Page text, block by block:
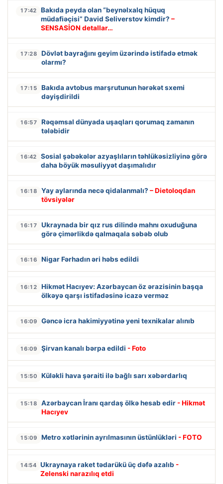
17:42
Bakıda peyda olan “beynəlxalq hüquq
müdafiəçisi” David Seliverstov kimdir? –
SENSASİON detallar…
17:28
Dövlət bayrağını geyim üzərində istifadə etmək
olarmı?
17:15
Bakıda avtobus marşrutunun hərəkət sxemi
dəyişdirildi
16:57
Rəqəmsal dünyada uşaqları qorumaq zamanın
tələbidir
16:42
Sosial şəbəkələr azyaşlıların təhlükəsizliyinə görə
daha böyük məsuliyyət daşımalıdır
16:18 Yay aylarında necə qidalanmalı? – Dietoloqdan
tövsiyələr
16:17
Ukraynada bir qız rus dilində mahnı oxuduğuna
görə çimərlikdə qalmaqala səbəb olub
16:16 Nigar Fərhadın əri həbs edildi
16:12
Hikmət Hacıyev: Azərbaycan öz ərazisinin başqa
ölkəyə qarşı istifadəsinə icazə verməz
16:09 Gəncə icra hakimiyyətinə yeni texnikalar alınıb
16:09 Şirvan kanalı bərpa edildi - Foto
15:50 Küləkli hava şəraiti ilə bağlı sarı xəbərdarlıq
15:18 Azərbaycan İranı qardaş ölkə hesab edir - Hikmət
Hacıyev
15:09 Metro xətlərinin ayrılmasının üstünlükləri - FOTO
14:54 Ukraynaya raket tədarükü üç dəfə azalıb -
Zelenski narazılıq etdi